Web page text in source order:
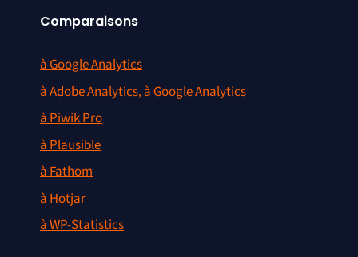
Comparaisons
à Google Analytics
à Adobe Analytics, à Google Analytics
à Piwik Pro
à Plausible
à Fathom
à Hotjar
à WP-Statistics